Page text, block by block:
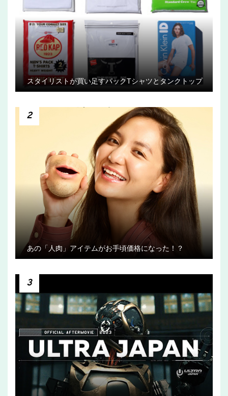
スタイリストが買い足すパックTシャツとタンクトップ
2
あの「人肉」アイテムがお手頃価格になった！？
3